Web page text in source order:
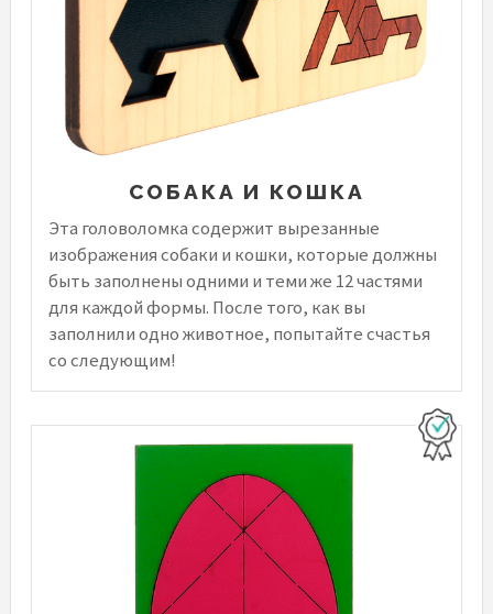
СОБАКА И КОШКА
Эта головоломка содержит вырезанные
изображения собаки и кошки, которые должны
быть заполнены одними и теми же 12 частями
для каждой формы. После того, как вы
заполнили одно животное, попытайте счастья
со следующим!